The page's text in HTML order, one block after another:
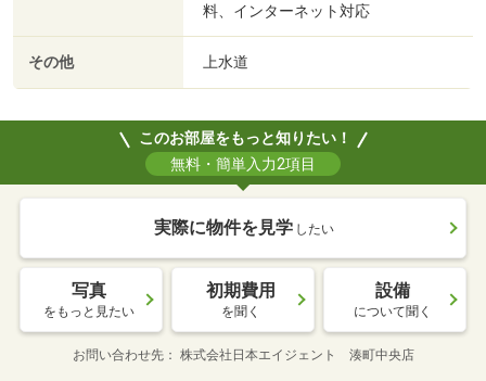
料、インターネット対応
その他 上水道
このお部屋をもっと知りたい！
無料・簡単入力2項目
実際に物件を見学 したい
写真
をもっと見たい
初期費用
を聞く
設備
について聞く
お問い合わせ先 株式会社日本エイジェント 湊町中央店